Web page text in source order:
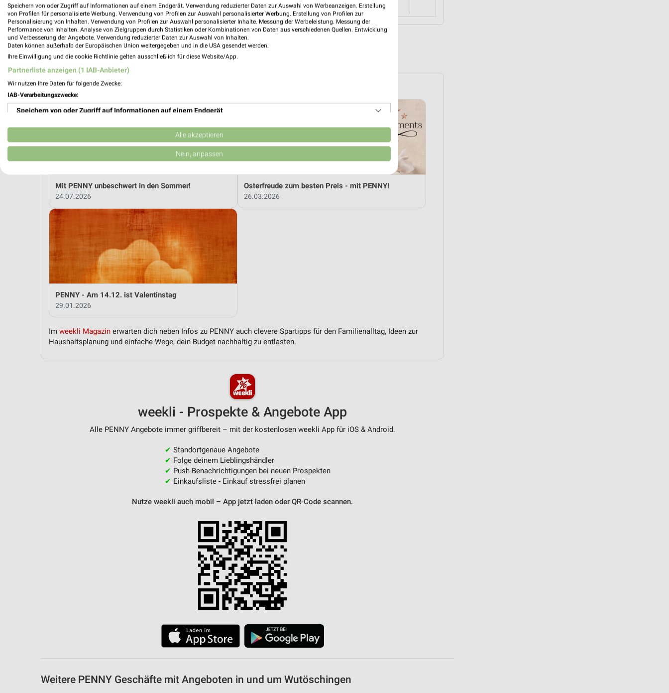
MEHR PROSPEKTE
weekli Magazin
Mit PENNY unbeschwert in den Sommer!
24.07.2026
Osterfreude zum besten Preis - mit PENNY!
26.03.2026
PENNY - Am 14.12. ist Valentinstag
29.01.2026
Im weekli Magazin erwarten dich neben Infos zu PENNY auch clevere Spartipps für den Familienalltag, Ideen zur
Haushaltsplanung und einfache Wege, dein Budget nachhaltig zu entlasten.
weekli - Prospekte & Angebote App
Alle PENNY Angebote immer griffbereit – mit der kostenlosen weekli App für iOS & Android.
✔ Standortgenaue Angebote
✔ Folge deinem Lieblingshändler
✔ Push-Benachrichtigungen bei neuen Prospekten
✔ Einkaufsliste - Einkauf stressfrei planen
Nutze weekli auch mobil – App jetzt laden oder QR-Code scannen.
Weitere PENNY Geschäfte mit Angeboten in und um Wutöschingen
Speichern von oder Zugriff auf Informationen auf einem Endgerät. Verwendung reduzierter Daten zur Auswahl von Werbeanzeigen. Erstellung
von Profilen für personalisierte Werbung. Verwendung von Profilen zur Auswahl personalisierter Werbung. Erstellung von Profilen zur
Personalisierung von Inhalten. Verwendung von Profilen zur Auswahl personalisierter Inhalte. Messung der Werbeleistung. Messung der
Performance von Inhalten. Analyse von Zielgruppen durch Statistiken oder Kombinationen von Daten aus verschiedenen Quellen. Entwicklung
und Verbesserung der Angebote. Verwendung reduzierter Daten zur Auswahl von Inhalten.
Daten können außerhalb der Europäischen Union weitergegeben und in die USA gesendet werden.
Ihre Einwilligung und die cookie Richtlinie gelten ausschließlich für diese Website/App.
Partnerliste anzeigen (1 IAB-Anbieter)
Wir nutzen Ihre Daten für folgende Zwecke:
IAB-Verarbeitungszwecke:
Speichern von oder Zugriff auf Informationen auf einem Endgerät
Verwendung reduzierter Daten zur Auswahl von Werbeanzeigen
Erstellung von Profilen für personalisierte Werbung
Erstellung von Profilen zur Personalisierung von Inhalten
Verwendung von Profilen zur Auswahl personalisierter Inhalte
Messung der Werbeleistung
Messung der Performance von Inhalten
Analyse von Zielgruppen durch Statistiken oder Kombinationen von Daten aus verschiedenen
Entwicklung und Verbesserung der Angebote
IAB-Besonderheiten:
Geräte anhand von aktiv angeforderten Informationen identifizieren
Alle akzeptieren
Nein, anpassen